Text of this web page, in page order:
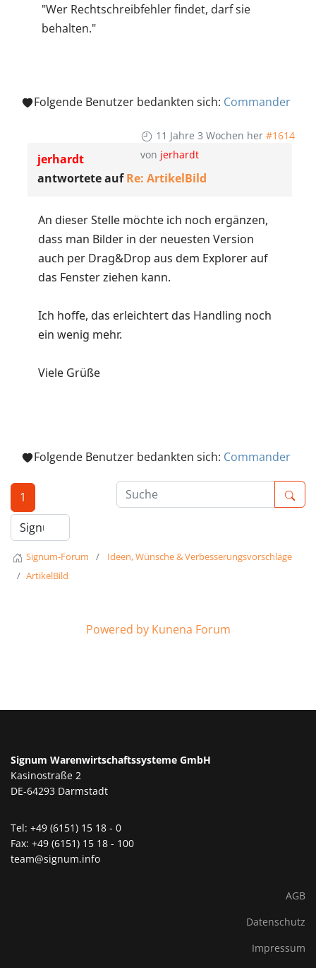
"Wer Rechtschreibfehler findet, darf sie
behalten."
Folgende Benutzer bedankten sich: Commander
11 Jahre 3 Wochen her #1614
von jerhardt
jerhardt
antwortete aufRe: ArtikelBild
An dieser Stelle möchte ich noch ergänzen,
dass man Bilder in der neuesten Version
auch per Drag&Drop aus dem Explorer auf
das Fenster ziehen kann.
Ich hoffe, das erleichtert das Handling noch
ein wenig mehr.
Viele Grüße
Folgende Benutzer bedankten sich: Commander
1
Signum-Forum
Ideen, Wünsche & Verbesserungsvorschläge
ArtikelBild
Powered by Kunena Forum
Signum Warenwirtschaftssysteme GmbH
Kasinostraße 2
DE-64293 Darmstadt
Tel: +49 (6151) 15 18 - 0
Fax: +49 (6151) 15 18 - 100
team@signum.info
AGB
Datenschutz
Impressum